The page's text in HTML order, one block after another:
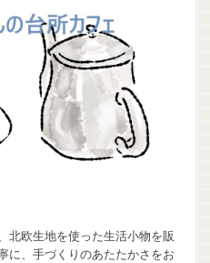
北欧生地を使った生活小物を販
に、手づくりのあたたかさをお